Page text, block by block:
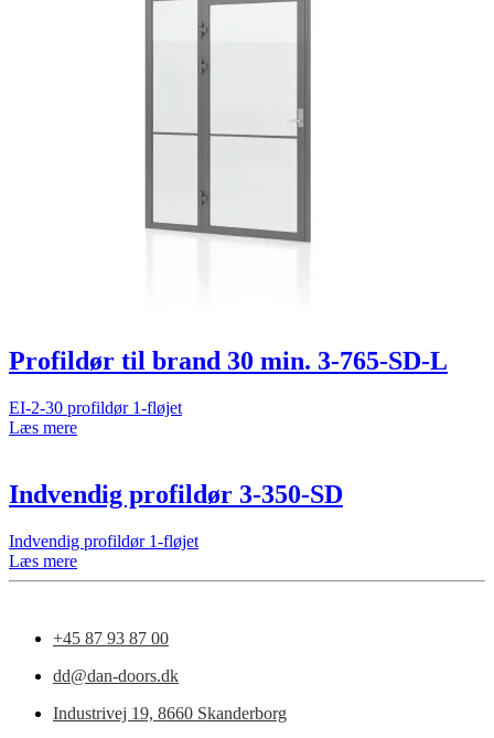
Profildør til brand 30 min. 3-765-SD-L
EI-2-30 profildør 1-fløjet
Læs mere
Indvendig profildør 3-350-SD
Indvendig profildør 1-fløjet
Læs mere
+45 87 93 87 00
dd@dan-doors.dk
Industrivej 19, 8660 Skanderborg